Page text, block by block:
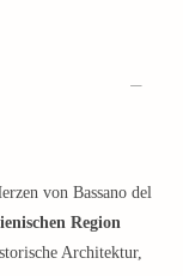
von Bassano del
Region
Architektur,